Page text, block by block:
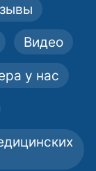
Видео
у нас